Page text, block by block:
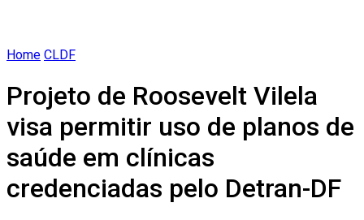
Home CLDF
Projeto de Roosevelt Vilela
visa permitir uso de planos de
saúde em clínicas
credenciadas pelo Detran-DF